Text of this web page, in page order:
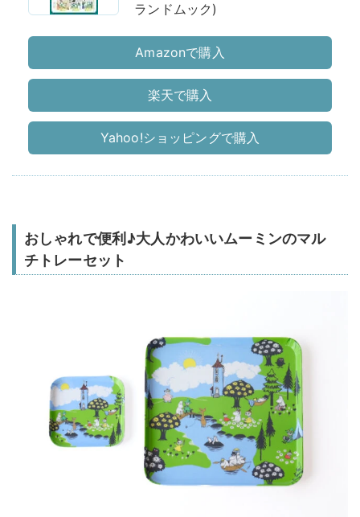
ランドムック)
Amazonで購入
楽天で購入
Yahoo!ショッピングで購入
おしゃれで便利♪大人かわいいムーミンのマル
チトレーセット